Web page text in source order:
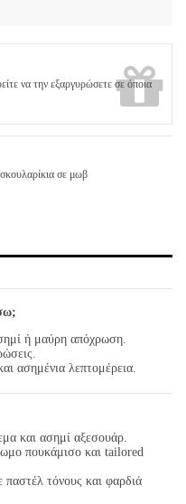
να την εξαργυρώσετε σε όποια
σκουλαρίκια σε μωβ
ή μαύρη απόχρωση.
ασημένια λεπτομέρεια.
και ασημί αξεσουάρ.
πουκάμισο και tailored
τόνους και φαρδιά